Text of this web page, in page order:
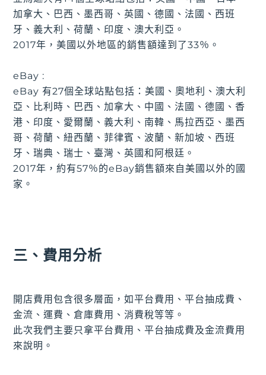
加拿大、巴西、墨西哥、英國、德國、法國、西班
牙、義大利、荷蘭、印度、澳大利亞。
2017年，美國以外地區的銷售額達到了33％。
eBay :
eBay 有27個全球站點包括：美國、奧地利、澳大利
亞、比利時、巴西、加拿大、中國、法國、德國、香
港、印度、愛爾蘭、義大利、南韓、馬拉西亞、墨西
哥、荷蘭、紐西蘭、菲律賓、波蘭、新加坡、西班
牙、瑞典、瑞士、臺灣、英國和阿根廷。
2017年，約有57％的eBay銷售額來自美國以外的國
家。
三、費用分析
開店費用包含很多層面，如平台費用、平台抽成費、
金流、運費、倉庫費用、消費稅等等。
此次我們主要只拿平台費用、平台抽成費及金流費用
來說明。